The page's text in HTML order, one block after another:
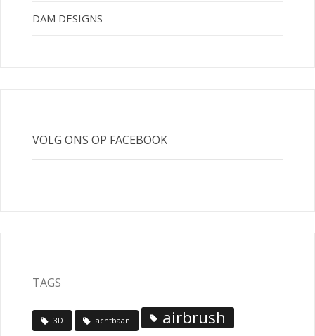
DAM DESIGNS
VOLG ONS OP FACEBOOK
TAGS
3D achtbaan airbrush